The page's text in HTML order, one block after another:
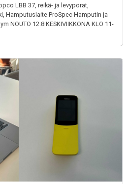
LBB 37, reikä- ja levyporat,
Hamputuslaite ProSpec Hamputin ja
NOUTO 12.8 KESKIVIIKKONA KLO 11-